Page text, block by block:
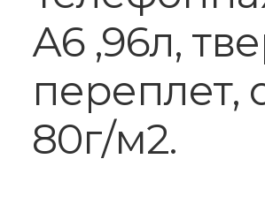
А6 ,96л,
переплет,
80г/м2.